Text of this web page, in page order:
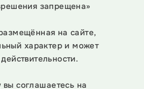
запрещена»
на сайте,
характер и может
вы соглашаетесь на